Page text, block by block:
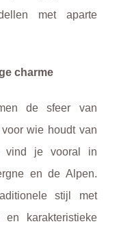
met aparte
charme
de sfeer van
wie houdt van
vind je vooral in
en de Alpen.
stijl met
en karakteristieke